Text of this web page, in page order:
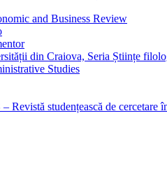
and Business Review
din Craiova, Seria Științe
Studies
Revistă studențească de